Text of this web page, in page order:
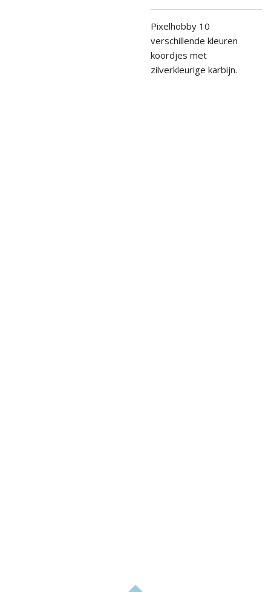
Pixelhobby 10
verschillende kleuren
koordjes met
zilverkleurige karbijn.